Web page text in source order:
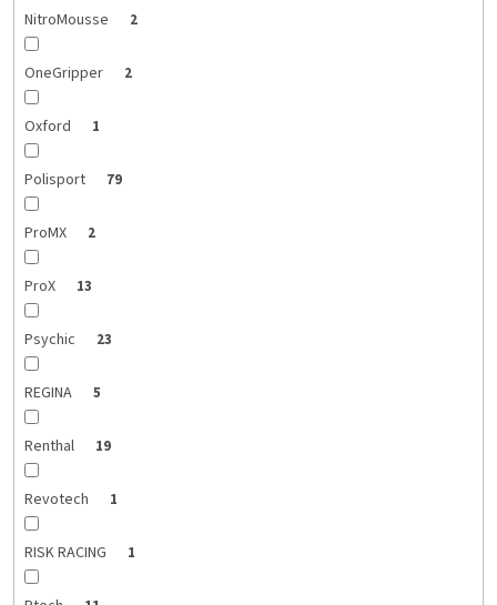
NitroMousse 2
OneGripper 2
Oxford 1
Polisport 79
ProMX 2
ProX 13
Psychic 23
REGINA 5
Renthal 19
Revotech 1
RISK RACING 1